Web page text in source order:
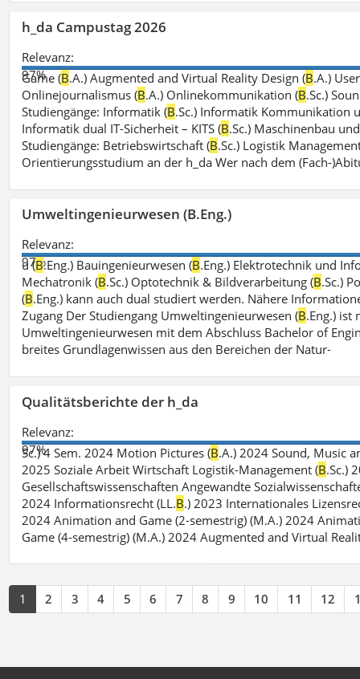
h_da Campustag 2026
Relevanz:
97%
Game (B.A.) Augmented and Virtual Reality Design (B.A.)
Onlinejournalismus (B.A.) Onlinekommunikation (B.Sc.)
Studiengänge: Informatik (B.Sc.) Informatik Kommunikation
Informatik dual IT-Sicherheit – KITS (B.Sc.) Maschinenbau
Studiengänge: Betriebswirtschaft (B.Sc.) Logistik
Orientierungsstudium an der h_da Wer nach dem (Fach-
Umweltingenieurwesen (B.Eng.)
Relevanz:
97%
u (B.Eng.) Bauingenieurwesen (B.Eng.) Elektrotechnik und
Mechatronik (B.Sc.) Optotechnik & Bildverarbeitung (B.Sc.)
(B.Eng.) kann auch dual studiert werden. Nähere
Zugang Der Studiengang Umweltingenieurwesen (B.Eng.) ist
Umweltingenieurwesen mit dem Abschluss Bachelor of
breites Grundlagenwissen aus den Bereichen der Natur-
Qualitätsberichte der h_da
Relevanz:
97%
Sc.) 4 Sem. 2024 Motion Pictures (B.A.) 2024 Sound, Music
2025 Soziale Arbeit Wirtschaft Logistik-Management (B.Sc.)
Gesellschaftswissenschaften Angewandte
2024 Informationsrecht (LL.B.) 2023 Internationales
2024 Animation and Game (2-semestrig) (M.A.) 2024
Game (4-semestrig) (M.A.) 2024 Augmented and Virtual
1 2 3 4 5 6 7 8 9 10 11 12